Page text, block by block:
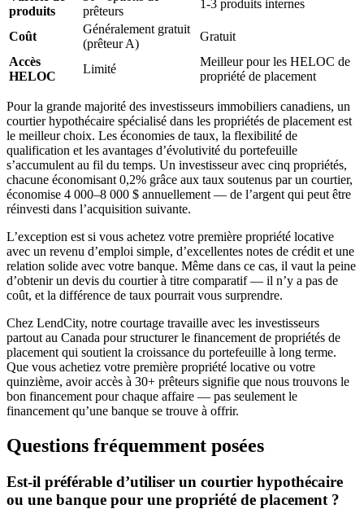
produits
prêteurs
1-3 produits internes
Coût
Généralement gratuit
(prêteur A)
Gratuit
Accès
HELOC
Limité
Meilleur pour les HELOC de
propriété de placement
Pour la grande majorité des investisseurs immobiliers canadiens, un
courtier hypothécaire spécialisé dans les propriétés de placement est
le meilleur choix. Les économies de taux, la flexibilité de
qualification et les avantages d’évolutivité du portefeuille
s’accumulent au fil du temps. Un investisseur avec cinq propriétés,
chacune économisant 0,2% grâce aux taux soutenus par un courtier,
économise 4 000–8 000 $ annuellement — de l’argent qui peut être
réinvesti dans l’acquisition suivante.
L’exception est si vous achetez votre première propriété locative
avec un revenu d’emploi simple, d’excellentes notes de crédit et une
relation solide avec votre banque. Même dans ce cas, il vaut la peine
d’obtenir un devis du courtier à titre comparatif — il n’y a pas de
coût, et la différence de taux pourrait vous surprendre.
Chez LendCity, notre courtage travaille avec les investisseurs
partout au Canada pour structurer le financement de propriétés de
placement qui soutient la croissance du portefeuille à long terme.
Que vous achetiez votre première propriété locative ou votre
quinzième, avoir accès à 30+ prêteurs signifie que nous trouvons le
bon financement pour chaque affaire — pas seulement le
financement qu’une banque se trouve à offrir.
Questions fréquemment posées
Est-il préférable d’utiliser un courtier hypothécaire
ou une banque pour une propriété de placement ?